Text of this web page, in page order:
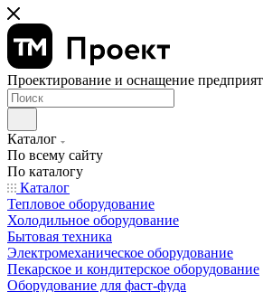
Проектирование и оснащение
Каталог
По всему сайту
По каталогу
Каталог
Тепловое оборудование
Холодильное оборудование
Бытовая техника
Электромеханическое оборудование
Пекарское и кондитерское оборудование
Оборудование для фаст-фуда